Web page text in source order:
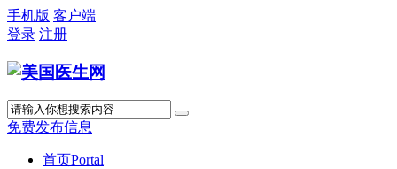
手机版 客户端
登录 注册
免费发布信息
首页Portal